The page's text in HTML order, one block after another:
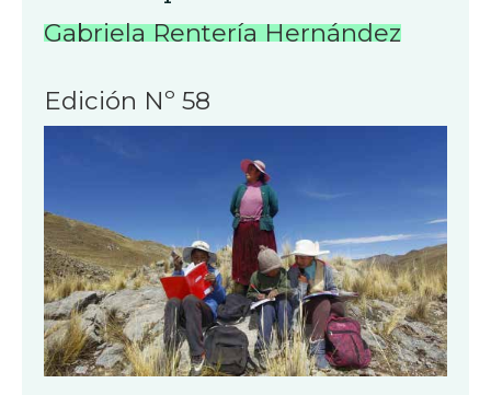
Gabriela Rentería Hernández
Edición Nº 58